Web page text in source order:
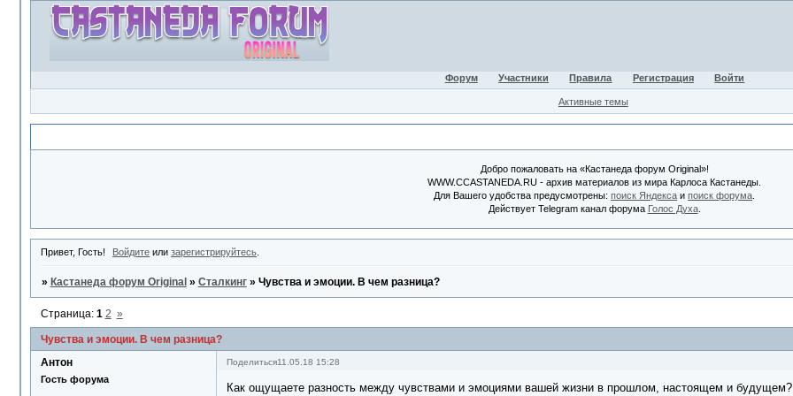
Форум Участники Правила Регистрация Войти
Активные темы
Добро пожаловать на «Кастанеда форум Original»!
WWW.CCASTANEDA.RU - архив материалов из мира Карлоса Кастанеды.
Для Вашего удобства предусмотрены:поиск Яндекса ипоиск форума
Действует Telegram канал форума Голос Духа.
Привет, Гость! Войдите илизарегистрируйтесь
» Кастанеда форум Original » Сталкинг » Чувства и эмоции. В чем разница?
Чувства и эмоции. В чем разница?
Страница: 1 2 »
Поделиться11.05.18 15:28
Антон
Гость форума
Как ощущаете разность между чувствами и эмоциями вашей жизни в прошлом, настоящем и будущем?